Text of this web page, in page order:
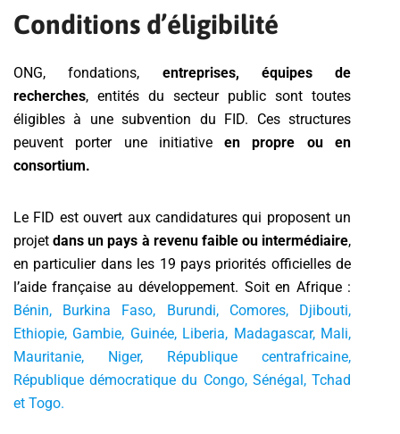
Conditions d’éligibilité
ONG, fondations, entreprises, équipes de
recherches, entités du secteur public sont toutes
éligibles à une subvention du FID. Ces structures
peuvent porter une initiativeen propre ou en
consortium.
Le FID est ouvert aux candidatures qui proposent un
projet dans un pays à revenu faible ou intermédiaire,
en particulier dans les 19 pays priorités officielles de
l’aide française au développement. Soit en Afrique :
Bénin, Burkina Faso, Burundi, Comores, Djibouti,
Ethiopie, Gambie, Guinée, Liberia, Madagascar, Mali,
Mauritanie, Niger, République centrafricaine,
République démocratique du Congo, Sénégal, Tchad
et Togo.